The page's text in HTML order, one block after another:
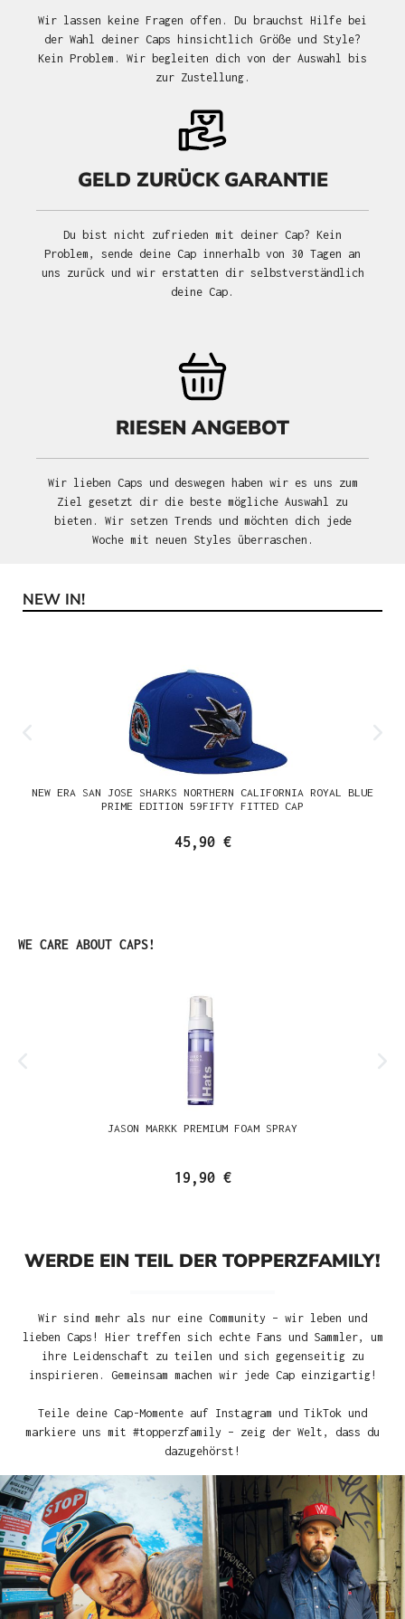
Wir lassen keine Fragen offen. Du brauchst Hilfe bei
der Wahl deiner Caps hinsichtlich Größe und Style?
Kein Problem. Wir begleiten dich von der Auswahl bis
zur Zustellung.
GELD ZURÜCK GARANTIE
Du bist nicht zufrieden mit deiner Cap? Kein
Problem, sende deine Cap innerhalb von 30 Tagen an
uns zurück und wir erstatten dir selbstverständlich
deine Cap.
RIESEN ANGEBOT
Wir lieben Caps und deswegen haben wir es uns zum
Ziel gesetzt dir die beste mögliche Auswahl zu
bieten. Wir setzen Trends und möchten dich jede
Woche mit neuen Styles überraschen.
Produktgalerie überspringen
NEW IN!
NEW ERA SAN JOSE SHARKS NORTHERN CALIFORNIA ROYAL BLUE
PRIME EDITION 59FIFTY FITTED CAP
45,90 €
Produktgalerie überspringen
WE CARE ABOUT CAPS!
JASON MARKK PREMIUM FOAM SPRAY
19,90 €
WERDE EIN TEIL DER TOPPERZFAMILY!
Wir sind mehr als nur eine Community – wir leben und
lieben Caps! Hier treffen sich echte Fans und Sammler, um
ihre Leidenschaft zu teilen und sich gegenseitig zu
inspirieren. Gemeinsam machen wir jede Cap einzigartig!
Teile deine Cap-Momente auf Instagram und TikTok und
markiere uns mit #topperzfamily – zeig der Welt, dass du
dazugehörst!